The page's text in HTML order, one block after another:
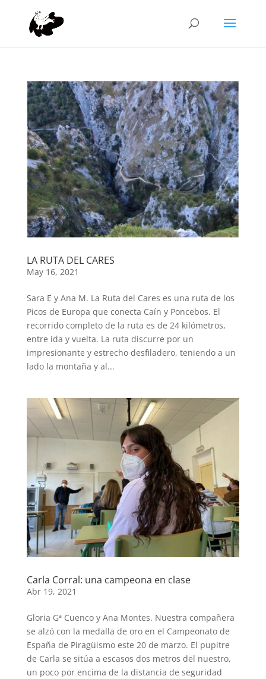
LA RUTA DEL CARES
May 16, 2021
Sara E y Ana M. La Ruta del Cares es una ruta de los
Picos de Europa que conecta Caín y Poncebos. El
recorrido completo de la ruta es de 24 kilómetros,
entre ida y vuelta. La ruta discurre por un
impresionante y estrecho desfiladero, teniendo a un
lado la montaña y al...
Carla Corral: una campeona en clase
Abr 19, 2021
Gloria Gª Cuenco y Ana Montes. Nuestra compañera
se alzó con la medalla de oro en el Campeonato de
España de Piragüismo este 20 de marzo. El pupitre
de Carla se sitúa a escasos dos metros del nuestro,
un poco por encima de la distancia de seguridad